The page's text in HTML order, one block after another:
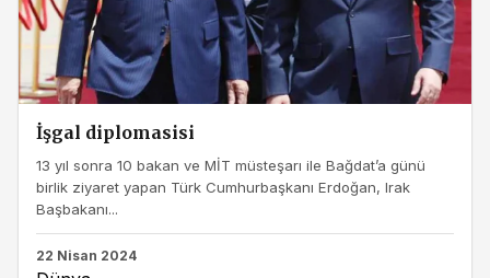
İşgal diplomasisi
13 yıl sonra 10 bakan ve MİT müsteşarı ile Bağdat’a günü
birlik ziyaret yapan Türk Cumhurbaşkanı Erdoğan, Irak
Başbakanı...
22 Nisan 2024